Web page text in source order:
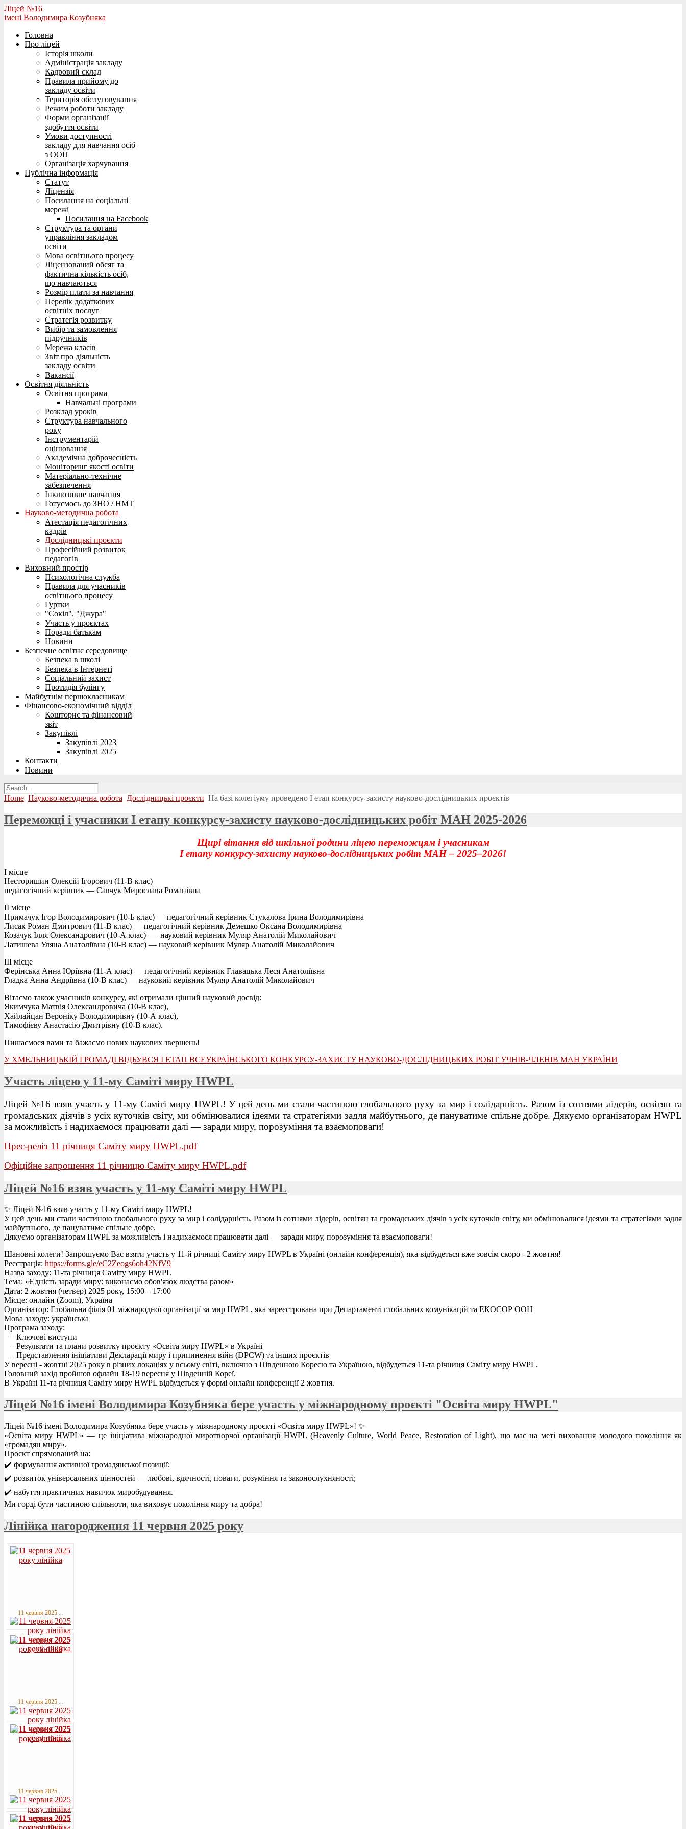
Ліцей №16
імені Володимира Козубняка
Головна
Про ліцей
Історія школи
Адміністрація закладу
Кадровий склад
Правила прийому до
закладу освіти
Територія обслуговування
Режим роботи закладу
Форми організації
здобуття освіти
Умови доступності
закладу для навчання осіб
з ООП
Організація харчування
Публічна інформація
Статут
Ліцензія
Посилання на соціальні
мережі
Посилання на Facebook
Структура та органи
управління закладом
освіти
Мова освітнього процесу
Ліцензований обсяг та
фактична кількість осіб,
що навчаються
Розмір плати за навчання
Перелік додаткових
освітніх послуг
Стратегія розвитку
Вибір та замовлення
підручників
Мережа класів
Звіт про діяльність
закладу освіти
Вакансії
Освітня діяльність
Освітня програма
Навчальні програми
Розклад уроків
Структура навчального
року
Інструментарій
оцінювання
Академічна доброчесність
Моніторинг якості освіти
Матеріально-технічне
забезпечення
Інклюзивне навчання
Готуємось до ЗНО / НМТ
Науково-методична робота
Атестація педагогічних
кадрів
Дослідницькі проєкти
Професійний розвиток
педагогів
Виховний простір
Психологічна служба
Правила для учасників
освітнього процесу
Гуртки
"Сокіл", "Джура"
Участь у проєктах
Поради батькам
Новини
Безпечне освітнє середовище
Безпека в школі
Безпека в Інтернеті
Соціальний захист
Протидія булінгу
Майбутнім першокласникам
Фінансово-економічний відділ
Кошторис та фінансовий
звіт
Закупівлі
Закупівлі 2023
Закупівлі 2025
Контакти
Новини
Home Науково-методична робота Дослідницькі проєкти На базі колегіуму проведено І етап конкурсу-захисту науково-дослідницьких проєктів
Переможці і учасники І етапу конкурсу-захисту науково-дослідницьких робіт МАН 2025-2026
Щирі вітання від шкільної родини ліцею переможцям і учасникам
І етапу конкурсу-захисту науково-дослідницьких робіт МАН – 2025–2026!
І місце
Несторишин Олексій Ігорович (11-В клас)
педагогічний керівник — Савчук Мирослава Романівна
ІІ місце
Примачук Ігор Володимирович (10-Б клас) — педагогічний керівник Стукалова Ірина Володимирівна
Лисак Роман Дмитрович (11-В клас) — педагогічний керівник Демешко Оксана Володимирівна
Козачук Ілля Олександрович (10-А клас) — науковий керівник Муляр Анатолій Миколайович
Латишева Уляна Анатоліївна (10-В клас) — науковий керівник Муляр Анатолій Миколайович
ІІІ місце
Ферінська Анна Юріївна (11-А клас) — педагогічний керівник Главацька Леся Анатоліївна
Гладка Анна Андріївна (10-В клас) — науковий керівник Муляр Анатолій Миколайович
Вітаємо також учасників конкурсу, які отримали цінний науковий досвід:
Якимчука Матвія Олександровича (10-В клас),
Хайлайцан Вероніку Володимирівну (10-А клас),
Тимофієву Анастасію Дмитрівну (10-В клас).
Пишаємося вами та бажаємо нових наукових звершень!
У ХМЕЛЬНИЦЬКІЙ ГРОМАДІ ВІДБУВСЯ І ЕТАП ВСЕУКРАЇНСЬКОГО КОНКУРСУ-ЗАХИСТУ НАУКОВО-ДОСЛІДНИЦЬКИХ РОБІТ УЧНІВ-ЧЛЕНІВ МАН УКРАЇНИ
Участь ліцею у 11-му Саміті миру HWPL
Ліцей №16 взяв участь у 11-му Саміті миру HWPL! У цей день ми стали частиною глобального руху за мир і солідарність. Разом із сотнями лідерів, освітян та
громадських діячів з усіх куточків світу, ми обмінювалися ідеями та стратегіями задля майбутнього, де пануватиме спільне добре. Дякуємо організаторам HWPL
за можливість і надихаємося працювати далі — заради миру, порозуміння та взаємоповаги!
Прес-реліз 11 річниця Саміту миру HWPL.pdf
Офіційне запрошення 11 річницю Саміту миру HWPL.pdf
Ліцей №16 взяв участь у 11-му Саміті миру HWPL
✨ Ліцей №16 взяв участь у 11-му Саміті миру HWPL!
У цей день ми стали частиною глобального руху за мир і солідарність. Разом із сотнями лідерів, освітян та громадських діячів з усіх куточків світу, ми обмінювалися ідеями та стратегіями задля
майбутнього, де пануватиме спільне добре.
Дякуємо організаторам HWPL за можливість і надихаємося працювати далі — заради миру, порозуміння та взаємоповаги!
Шановні колеги! Запрошуємо Вас взяти участь у 11-й річниці Саміту миру HWPL в Україні (онлайн конференція), яка відбудеться вже зовсім скоро - 2 жовтня!
Реєстрація: https://forms.gle/eC2Zeogs6oh42NfV9
Назва заходу: 11-та річниця Саміту миру HWPL
Тема: «Єдність заради миру: виконаємо обов'язок людства разом»
Дата: 2 жовтня (четвер) 2025 року, 15:00 – 17:00
Місце: онлайн (Zoom), Україна
Організатор: Глобальна філія 01 міжнародної організації за мир HWPL, яка зареєстрована при Департаменті глобальних комунікацій та ЕКОСОР ООН
Мова заходу: українська
Програма заходу:
– Ключові виступи
– Результати та плани розвитку проєкту «Освіта миру HWPL» в Україні
– Представлення ініціативи Декларації миру і припинення війн (DPCW) та інших проєктів
У вересні - жовтні 2025 року в різних локаціях у всьому світі, включно з Південною Кореєю та Україною, відбудеться 11-та річниця Саміту миру HWPL.
Головний захід пройшов офлайн 18-19 вересня у Південній Кореї.
В Україні 11-та річниця Саміту миру HWPL відбудеться у формі онлайн конференції 2 жовтня.
Ліцей №16 імені Володимира Козубняка бере участь у міжнародному проєкті "Освіта миру HWPL"
Ліцей №16 імені Володимира Козубняка бере участь у міжнародному проєкті «Освіта миру HWPL»! ✨
«Освіта миру HWPL» — це ініціатива міжнародної миротворчої організації HWPL (Heavenly Culture, World Peace, Restoration of Light), що має на меті виховання молодого покоління як
«громадян миру».
Проєкт спрямований на:
✔️ формування активної громадянської позиції;
✔️ розвиток універсальних цінностей — любові, вдячності, поваги, розуміння та законослухняності;
✔️ набуття практичних навичок миробудування.
Ми горді бути частиною спільноти, яка виховує покоління миру та добра!
Лінійка нагородження 11 червня 2025 року
11 червня 2025 ...
11 червня 2025 ...
11 червня 2025 ...